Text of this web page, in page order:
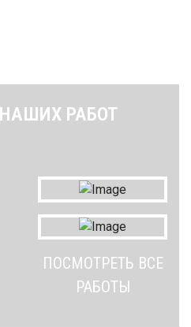
РАБОТ
ПОСМОТРЕТЬ ВСЕ
РАБОТЫ